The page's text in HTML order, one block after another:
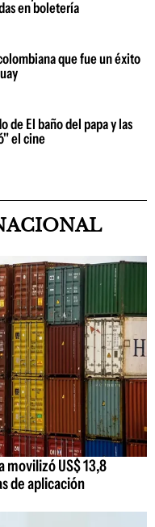
en boletería
que fue un éxito
de El baño del papa y las
el cine
movilizó US$ 13,8
de aplicación